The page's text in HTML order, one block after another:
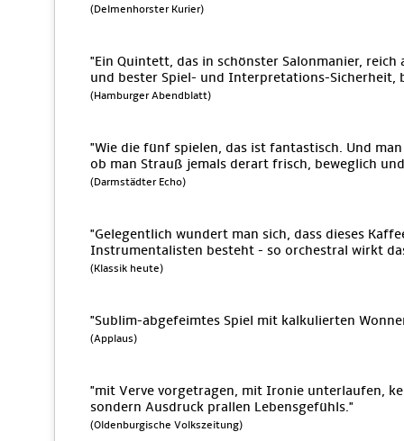
(Delmenhorster Kurier)
"Ein Quintett, das in schönster Salonmanier, reich
und bester Spiel- und Interpretations-Sicherheit,
(Hamburger Abendblatt)
"Wie die fünf spielen, das ist fantastisch. Und
ob man Strauß jemals derart frisch, beweglich
(Darmstädter Echo)
"Gelegentlich wundert man sich, dass dieses
Instrumentalisten besteht - so orchestral wirkt
(Klassik heute)
"Sublim-abgefeimtes Spiel mit kalkulierten
(Applaus)
"mit Verve vorgetragen, mit Ironie unterlaufen,
sondern Ausdruck prallen Lebensgefühls."
(Oldenburgische Volkszeitung)